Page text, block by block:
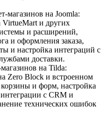
магазинов на Joomla:
и других
и расширений,
и оформления заказа,
и настройка интеграций с
доставки.
на Tilda:
Zero Block и встроенном
корзины и форм, настройка
с CRM и
технических ошибок